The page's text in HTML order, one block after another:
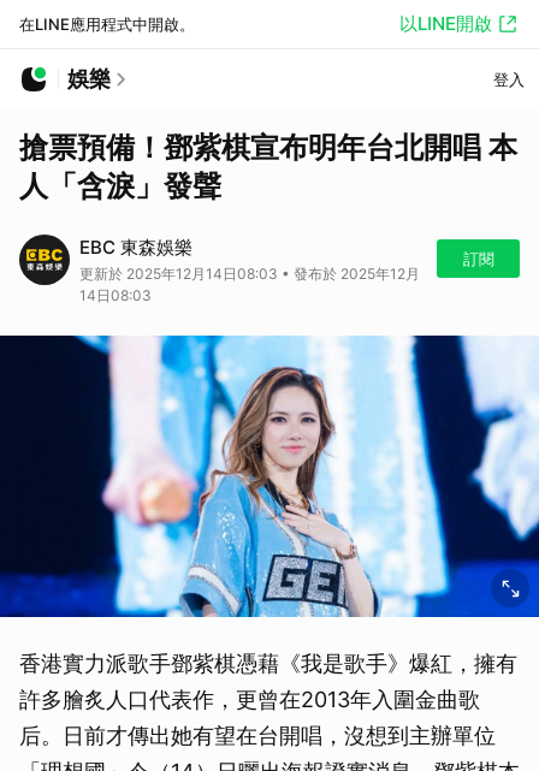
在LINE應用程式中開啟。 以LINE開啟
娛樂 登入
搶票預備！鄧紫棋宣布明年台北開唱 本
人「含淚」發聲
EBC 東森娛樂
更新於 2025年12月14日08:03 • 發布於 2025年12月
14日08:03
訂閱
香港實力派歌手鄧紫棋憑藉《我是歌手》爆紅，擁有
許多膾炙人口代表作，更曾在2013年入圍金曲歌
后。日前才傳出她有望在台開唱，沒想到主辦單位